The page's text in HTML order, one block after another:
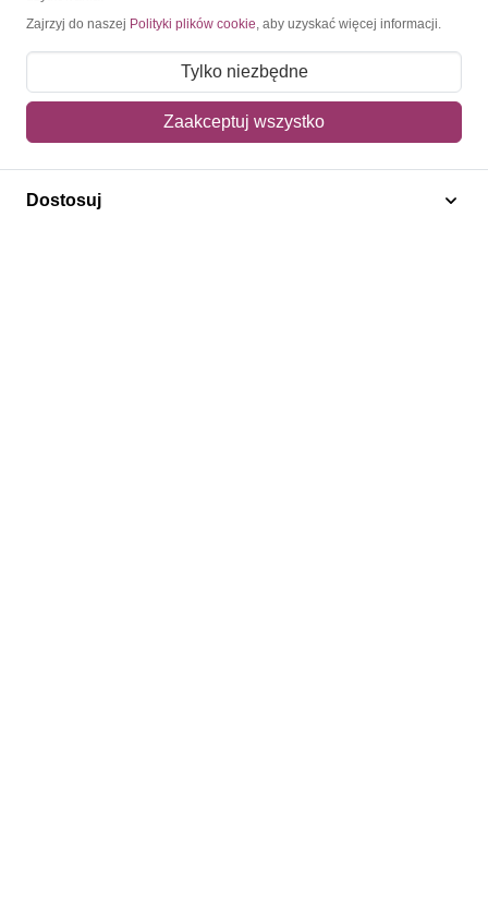
O nas
Regulamin
Polityka prywatności
Zajrzyj do naszej Polityki plików cookie, aby uzyskać więcej informacji.
Tylko niezbędne
Zaakceptuj wszystko
Dostosuj